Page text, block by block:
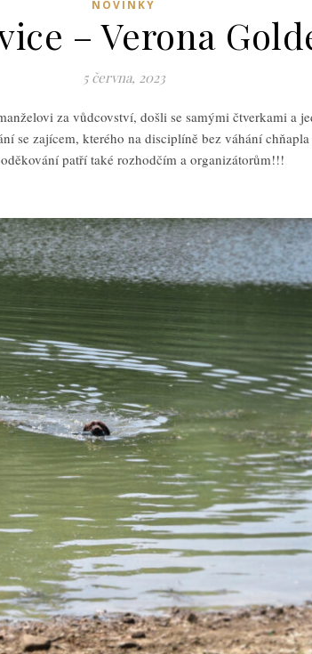
NOVINKY
– Verona
5 června, 2023
za vůdcovství, došli se samými čtverkami a
se zajícem, kterého na disciplíně bez váhání chňapla
patří také rozhodčím a organizátorům!!!